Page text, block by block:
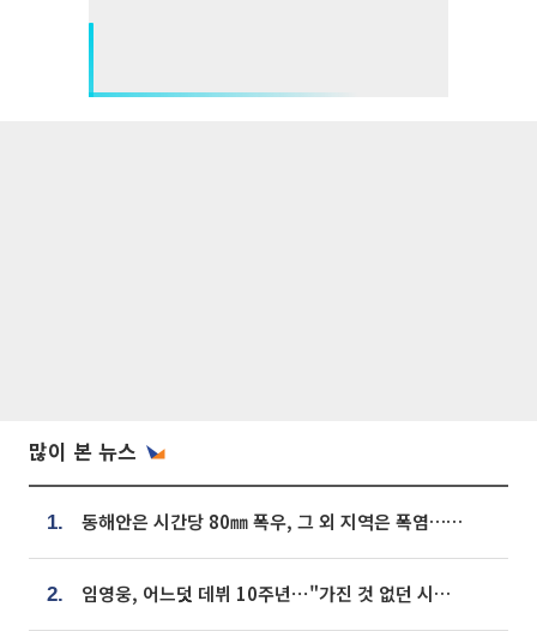
많이 본 뉴스
1. 동해안은 시간당 80㎜ 폭우, 그 외 지역은 폭염…‘극과 극 날씨’
2. 임영웅, 어느덧 데뷔 10주년⋯"가진 것 없던 시절, 내 앞엔 20명의 팬뿐"